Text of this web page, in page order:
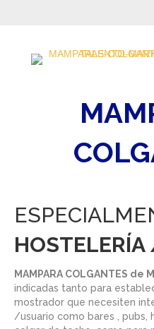
MAMPARA COLGANTES de
indicadas tanto para
mostrador que necesiten
/usuario como bares ,